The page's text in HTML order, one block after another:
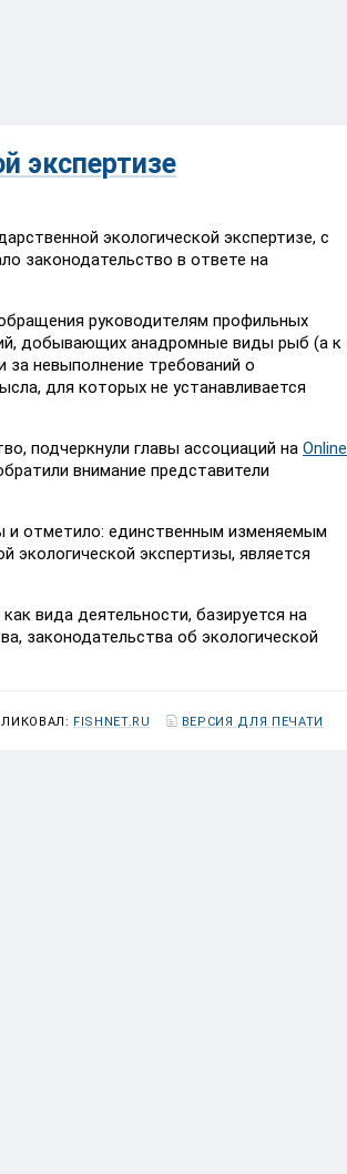
экспертизе
экологической экспертизе, с
законодательство в ответе на
руководителям профильных
добывающих анадромные виды рыб (а к
за невыполнение требований о
для которых не устанавливается
подчеркнули главы ассоциаций на Online
внимание представители
и отметило: единственным изменяемым
экспертизы, является
вида деятельности, базируется на
законодательства об экологической
FISHNET.RU ВЕРСИЯ ДЛЯ ПЕЧАТИ